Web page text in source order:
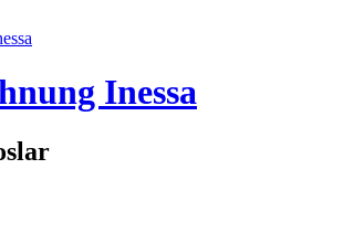
Inessa